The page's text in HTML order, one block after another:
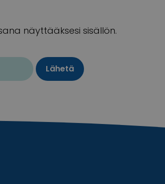
näyttääksesi sisällön.